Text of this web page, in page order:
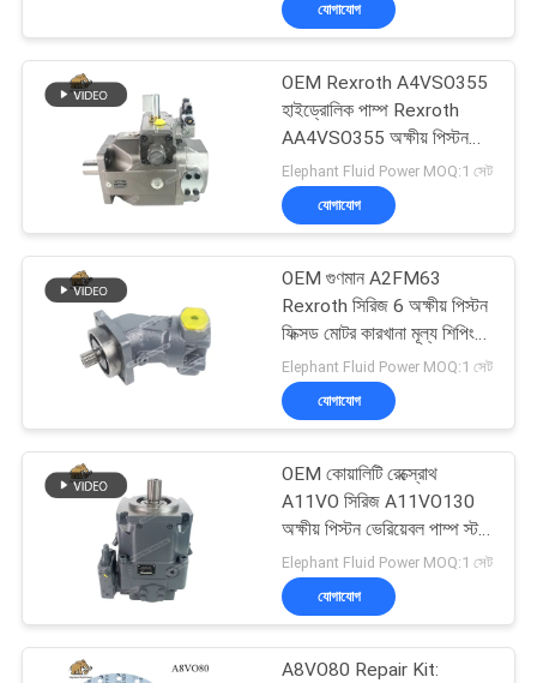
ম্যাপ
PRIVACY
POLICY
জলবাহী ট্রাক্টর পাম্প
হাইড্রোলিক পিস্টন পাম্প
276
জলবাহী কক্ষপথ মোটর
29
যোগাযোগ
OEM Rexroth A4VSO355
হাইড্রোলিক পাম্প Rexroth
AA4VSO355 অক্ষীয় পিস্টন
পাম্প কারখানার দাম দ্রুত চালান
Elephant Fluid Power MOQ:1 সেট
যোগাযোগ
OEM গুণমান A2FM63
Rexroth সিরিজ 6 অক্ষীয় পিস্টন
ফিক্সড মোটর কারখানা মূল্য শিপিং
দ্রুত
Elephant Fluid Power MOQ:1 সেট
যোগাযোগ
OEM কোয়ালিটি রেক্স্রোথ
A11VO সিরিজ A11VO130
অক্ষীয় পিস্টন ভেরিয়েবল পাম্প স্টক
কারখানার দাম
Elephant Fluid Power MOQ:1 সেট
যোগাযোগ
A8VO80 Repair Kit: